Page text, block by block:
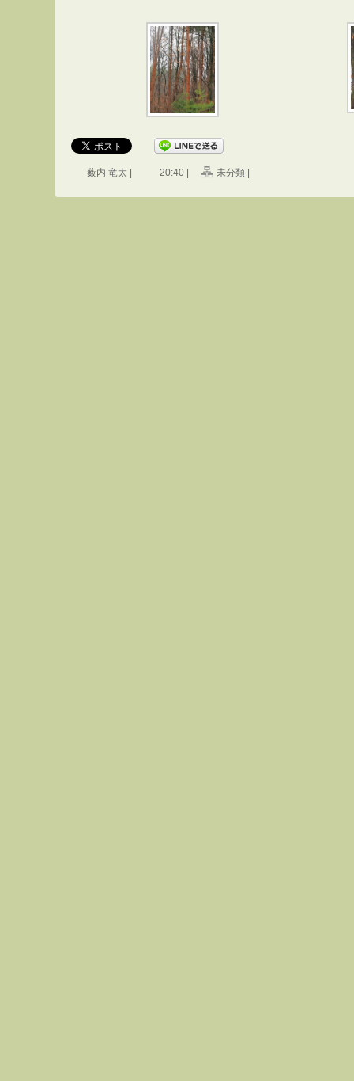
薮内 竜太 | 20:40 | 未分類